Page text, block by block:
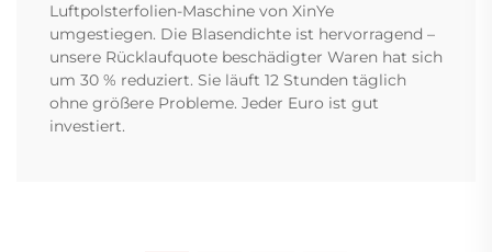
Luftpolsterfolien-Maschine von XinYe
umgestiegen. Die Blasendichte ist hervorragend –
unsere Rücklaufquote beschädigter Waren hat sich
um 30 % reduziert. Sie läuft 12 Stunden täglich
ohne größere Probleme. Jeder Euro ist gut
investiert.